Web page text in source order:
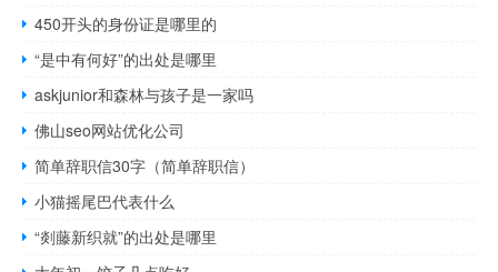
450开头的身份证是哪里的
“是中有何好”的出处是哪里
askjunior和森林与孩子是一家吗
佛山seo网站优化公司
简单辞职信30字（简单辞职信）
小猫摇尾巴代表什么
“剡藤新织就”的出处是哪里